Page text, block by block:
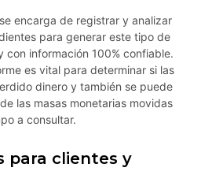
encarga de registrar y analizar
para generar este tipo de
con información 100% confiable.
es vital para determinar si las
dinero y también se puede
las masas monetarias movidas
a consultar.
para clientes y